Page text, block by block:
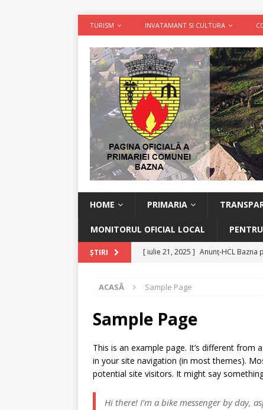
TURISM INVATAMANT SI CULTURA
HOME PRIMARIA
MONITORUL OFICIAL LOCAL
ȘTIRI [ iulie 21, 2025 ] Anunț-HCL
[ iunie 27, 2025 ]
[ noiembrie 29, 2024 ]
regiunea Centru
[ mai 13, 2026 ] Anunț -carte
ACASĂ Sample Page
Sample Page
This is an example page. It’s different from
in your site navigation (in most themes).
potential site visitors. It might say
Hi there! I’m a bike messenger by day,